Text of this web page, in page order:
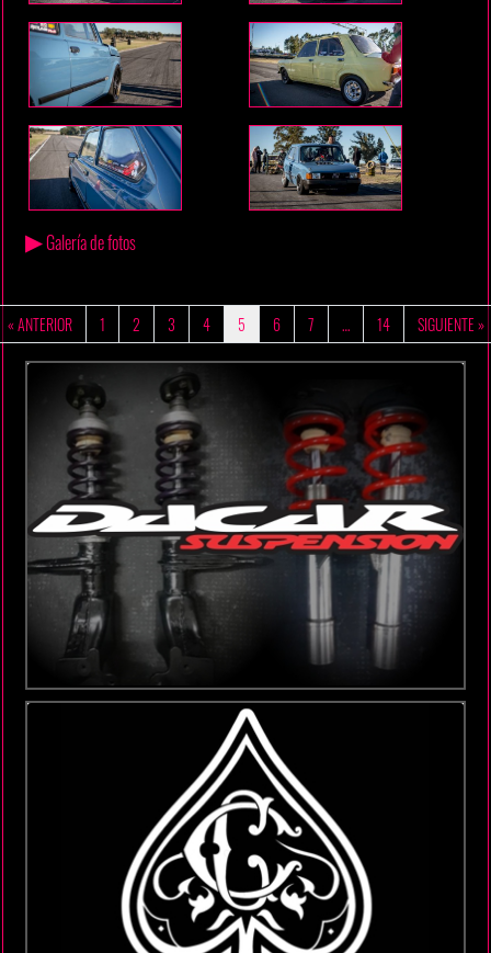
▶Galería de fotos
« ANTERIOR 1 2 3 4 5 6 7 … 14 SIGUIENTE »